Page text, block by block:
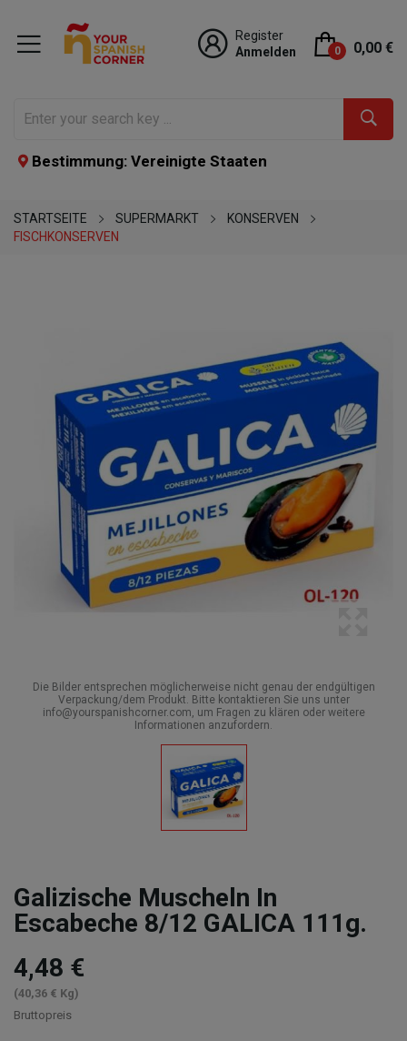
Register
Anmelden
0 0,00 €
Bestimmung: Vereinigte Staaten
STARTSEITE SUPERMARKT
KONSERVEN
FISCHKONSERVEN
Die Bilder entsprechen möglicherweise nicht genau der endgültigen
Verpackung/dem Produkt. Bitte kontaktieren Sie uns unter
info@yourspanishcorner.com, um Fragen zu klären oder weitere
Informationen anzufordern.
Galizische Muscheln In
Escabeche 8/12 GALICA 111g.
4,48 €
(40,36 € Kg)
Bruttopreis